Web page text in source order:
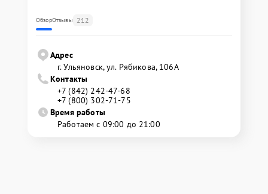
ОбзорОтзывы 212
Адрес
г. Ульяновск, ул. Рябикова, 106А
Контакты
+7 (842) 242-47-68
+7 (800) 302-71-75
Время работы
Работаем с 09:00 до 21:00